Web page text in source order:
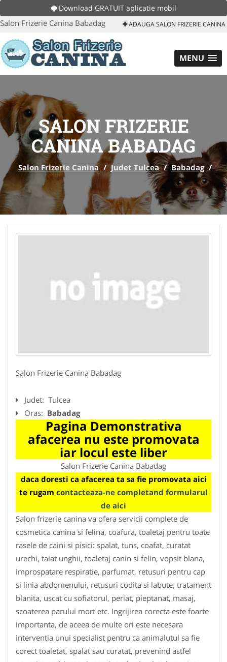
Download GRATUIT aplicatie mobil
Salon Frizerie Canina Babadag ADAUGA SALON FRIZERIE CANINA
MENU
SALON FRIZERIE
CANINA BABADAG
Salon Frizerie Canina / Judet Tulcea / Babadag /
Salon Frizerie Canina Babadag
Judet: Tulcea
Oras: Babadag
Pagina Demonstrativa
afacerea nu este promovata
iar locul este liber
Salon Frizerie Canina Babadag
daca doresti ca afacerea ta sa fie promovata aici
te rugam contacteaza-ne completand formularul
de aici
Salon frizerie canina va ofera servicii complete de
cosmetica canina si felina, coafura, toaletaj pentru toate
rasele de caini si pisici: spalat, tuns, coafat, curatat
urechi, taiat unghii, toaletaj canin si felin, vopsit blana,
improspatare respiratie, parfumat, retusuri pentru cap
si linia abdomenului, retusuri codita si labute, tratament
blanita, uscat cu sofiatorul, periat, pieptanat, masaj,
scoaterea parului mort etc. Ingrijirea corecta este foarte
importanta, de aceea de multe ori este necesara
interventia unui specialist pentru ca animalutul sa fie
corect toaletat, spalat sau curatat, prevenind astfel